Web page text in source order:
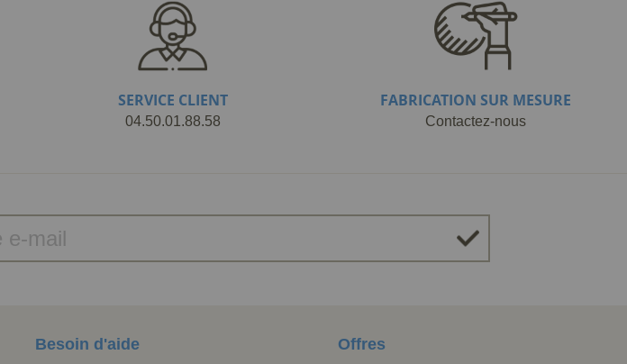
SERVICE CLIENT
04.50.01.88.58
FABRICATION SUR MESURE
Contactez-nous
Besoin d'aide Offres